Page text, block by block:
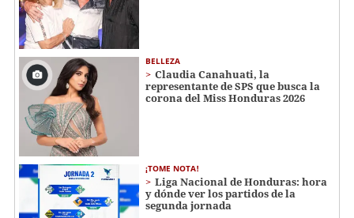
BELLEZA
Claudia Canahuati, la
representante de SPS que busca la
corona del Miss Honduras 2026
¡TOME NOTA!
Liga Nacional de Honduras: hora
y dónde ver los partidos de la
segunda jornada